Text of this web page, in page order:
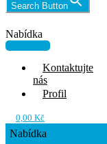
Search Button
Nabídka
Kontaktujte
nás
Profil
0,00 Kč
Nabídka